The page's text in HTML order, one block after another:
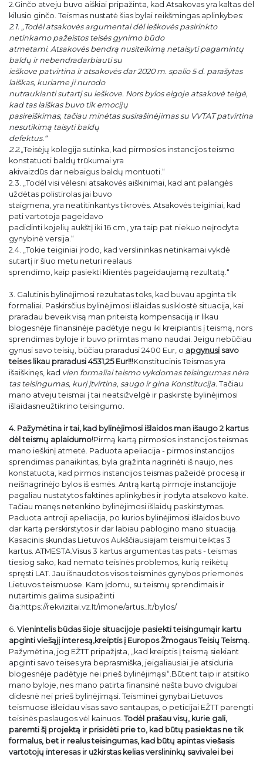
2.Ginčo atveju buvo aiškiai pripažinta, kad Atsakovas yra kaltas dėl
kilusio ginčo. Teismas nustatė šias bylai reikšmingas aplinkybes:
2.1. „Todėl atsakovės argumentai dėl ieškovės pasirinkto
netinkamo pažeistos teisės gynimo būdo
atmetami. Atsakovės bendrą nusiteikimą netaisyti pagamintų
baldų ir nebendradarbiauti su
ieškove patvirtina ir atsakovės dar 2020 m. spalio 5 d. parašytas
laiškas, kuriame ji nurodo
nutraukianti sutartį su ieškove. Nors bylos eigoje atsakovė teigė,
kad tas laiškas buvo tik emocijų
pasireiškimas, tačiau minėtas susirašinėjimas su VVTAT patvirtina
nesutikimą taisyti baldų
defektus.“
2.2. „Teisėjų kolegija sutinka, kad pirmosios instancijos teismo
konstatuoti baldų trūkumai yra
akivaizdūs dar nebaigus baldų montuoti.“
2.3. „Todėl visi vėlesni atsakovės aiškinimai, kad ant palangės
uždėtas polistirolas jai buvo
staigmena, yra neatitinkantys tikrovės. Atsakovės teiginiai, kad
pati vartotoja pageidavo
padidinti kojelių aukštį iki 16 cm., yra taip pat niekuo neįrodyta
gynybinė versija.“
2.4. „Tokie teiginiai įrodo, kad verslininkas netinkamai vykdė
sutartį ir šiuo metu neturi realaus
sprendimo, kaip pasiekti klientės pageidaujamą rezultatą.“
3. Galutinis bylinėjimosi rezultatas toks, kad buvau apginta tik
formaliai. Paskirsčius bylinėjimosi išlaidas susiklostė situacija, kai
praradau beveik visą man priteistą kompensaciją ir likau
blogesnėje finansinėje padėtyje negu iki kreipiantis į teismą, nors
sprendimas byloje ir buvo priimtas mano naudai. Jeigu nebūčiau
gynusi savo teisių, būčiau praradusi 2400 Eur, o apgynusi savo
teises likau praradusi 4531,25 Eur!!!Konstitucinis Teismas yra
išaiškinęs, kad vien formaliai teismo vykdomas teisingumas nėra
tas teisingumas, kurį įtvirtina, saugo ir gina Konstitucija. Tačiau
mano atveju teismai į tai neatsižvelgė ir paskirstę bylinėjimosi
išlaidasneužtikrino teisingumo.
4. Pažymėtina ir tai, kad bylinėjimosi išlaidos man išaugo 2 kartus
dėl teismų aplaidumo!Pirmą kartą pirmosios instancijos teismas
mano ieškinį atmetė. Paduota apeliacija - pirmos instancijos
sprendimas panaikintas, byla grąžinta nagrinėti iš naujo, nes
konstatuota, kad pirmos instancijos teismas pažeidė procesą ir
neišnagrinėjo bylos iš esmės. Antrą kartą pirmoje instancijoje
pagaliau nustatytos faktinės aplinkybės ir įrodyta atsakovo kaltė.
Tačiau manęs netenkino bylinėjimosi išlaidų paskirstymas.
Paduota antroji apeliacija, po kurios bylinėjimosi išlaidos buvo
dar kartą perskirstytos ir dar labiau pablogino mano situaciją.
Kasacinis skundas Lietuvos Aukščiausiajam teismui teiktas 3
kartus. ATMESTA.Visus 3 kartus argumentas tas pats - teismas
tiesiog sako, kad nemato teisinės problemos, kurią reikėtų
spręsti LAT. Jau išnaudotos visos teisminės gynybos priemonės
Lietuvos teismuose. Kam įdomu, su teismų sprendimais ir
nutartimis galima susipažinti
čia:https://rekvizitai.vz.lt/imone/artus_lt/bylos/
6. Vienintelis būdas šioje situacijoje pasiekti teisingumąir kartu
apginti viešąjį interesą,kreiptis į Europos Žmogaus Teisių Teismą.
Pažymėtina, jog EŽTT pripažįsta, „kad kreiptis į teismą siekiant
apginti savo teises yra beprasmiška, jeigaliausiai jie atsiduria
blogesnėje padėtyje nei prieš bylinėjimąsi“.Būtent taip ir atsitiko
mano byloje, nes mano patirta finansinė našta buvo dvigubai
didesnė nei prieš bylinėjimąsi. Teisminei gynybai Lietuvos
teismuose išleidau visas savo santaupas, o peticijai EŽTT parengti
teisinės paslaugos vėl kainuos. Todėl prašau visų, kurie gali,
paremti šį projektą ir prisidėti prie to, kad būtų pasiektas ne tik
formalus, bet ir realus teisingumas, kad būtų apintas viešasis
vartotojų interesas ir užkirstas kelias verslininkų savivalei bei